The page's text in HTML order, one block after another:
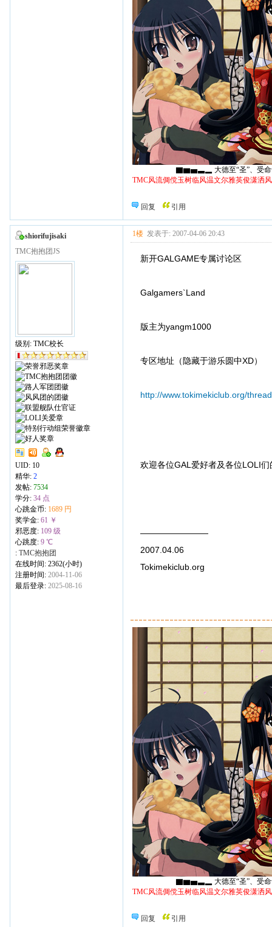
▇▆▅▃▂ 大德至“圣”、受命于“
TMC风流倜傥玉树临风温文尔雅英俊潇洒
回复 引用
shiorifujisaki
TMC抱抱团JS
级别: TMC校长
UID: 10
精华: 2
发帖: 7534
学分: 34 点
心跳金币: 1689 円
奖学金: 61 ￥
邪恶度: 109 级
心跳度: 9 ℃
: TMC抱抱团
在线时间: 2362(小时)
注册时间: 2004-11-06
最后登录: 2025-08-16
1楼 发表于: 2007-04-06 20:43
新开GALGAME专属讨论区
Galgamers`Land
版主为yangm1000
专区地址（隐藏于游乐圆中XD）
http://www.tokimekiclub.org/
欢迎各位GAL爱好者及各位LOLI
————————
2007.04.06
Tokimekiclub.org
▇▆▅▃▂ 大德至“圣”、受命于“
TMC风流倜傥玉树临风温文尔雅英俊潇洒
回复 引用